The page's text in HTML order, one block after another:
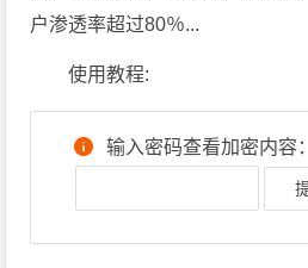
户渗透率超过80％...
使用教程:
输入密码查看加密内容：